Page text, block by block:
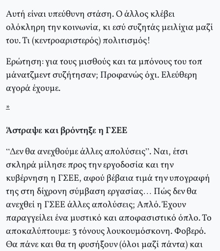
Αυτή είναι υπεύθυνη στάση. Ο άλλος κλέβει
ολόκληρη την κοινωνία, κι εσύ συζητάς μειλίχια μαζί
του. Τι (κεντροαριστερός) πολιτισμός!
Ερώτηση: για τους μισθούς και τα μπόνους του τοπ
μάνατζμεντ συζήτησαν; Προφανώς όχι. Ελεύθερη
αγορά έχουμε.
*
Άστραψε και βρόντηξε η ΓΣΕΕ
“Δεν θα ανεχθούμε άλλες απολύσεις”. Ναι, έτσι
σκληρά μίλησε προς την εργοδοσία και την
κυβέρνηση η ΓΣΕΕ, αφού βέβαια τιμά την υπογραφή
της στη δίχρονη σύμβαση εργασίας… Πώς δεν θα
ανεχθεί η ΓΣΕΕ άλλες απολύσεις; Απλό. Έχουν
παραγγείλει ένα μυστικό και αποφασιστικό όπλο. Το
αποκαλύπτουμε: 3 τόνους λουκουμόσκονη. Φοβερό.
Θα πάνε και θα τη φυσήξουν (όλοι μαζί πάντα) και